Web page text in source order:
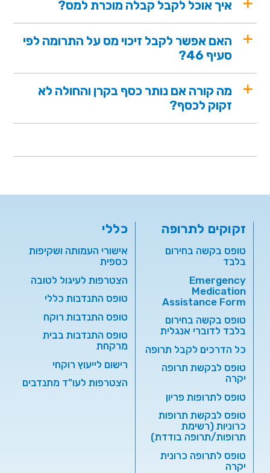
איך אוכל לקבל קבלה מוכרת למס?
האם אפשר לקבל זיכוי מס על התרומה לפי
סעיף 46?
מה קורה אם נותר כסף בקרן והחולה לא
זקוק לכסף?
זקוקים לתרופה
טופס בקשה בחירום
בלבד
Emergency
Medication
Assistance Form
טופס בקשה בחירום
בלבד לדוברי אנגלית
כל הדרכים לקבל תרופה
טופס לבקשת תרופה
יקרה
טופס לתרופות פריון
טופס לבקשת תרופות
כרוניות (רשימת
תרופות/תרופה בודדת)
טופס לתרופה כרונית
יקרה
כללי
אישורי העמותה ושקיפות
כספית
הצטרפות לעיגול לטובה
טופס התנדבות כללי
טופס התנדבות רוקח
טופס התנדבות בבית
מרקחת
רישום לייעוץ רוקחי
הצטרפות לעו"ד מתנדבים